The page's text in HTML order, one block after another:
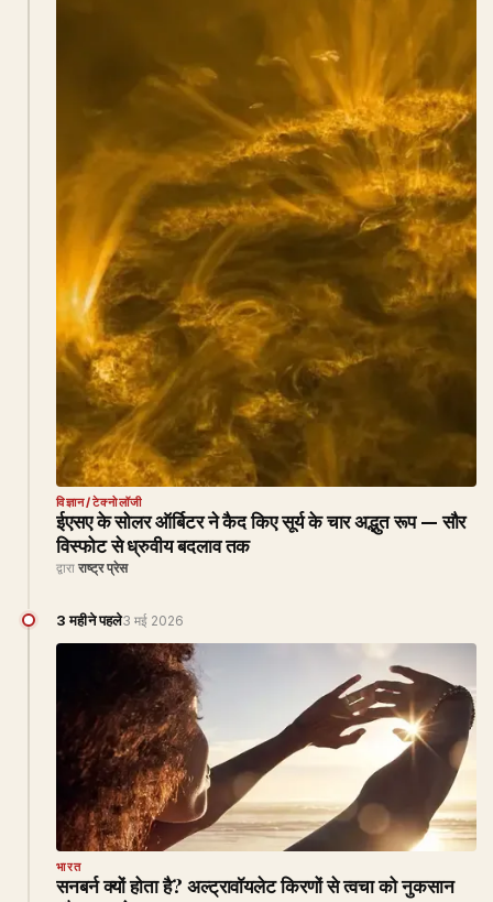
विज्ञान/टेक्नोलॉजी
ईएसए के सोलर ऑर्बिटर ने कैद किए सूर्य के चार अद्भुत रूप — सौर
विस्फोट से ध्रुवीय बदलाव तक
द्वारा राष्ट्र प्रेस
3 महीने पहले3 मई 2026
भारत
सनबर्न क्यों होता है? अल्ट्रावॉयलेट किरणों से त्वचा को नुकसान